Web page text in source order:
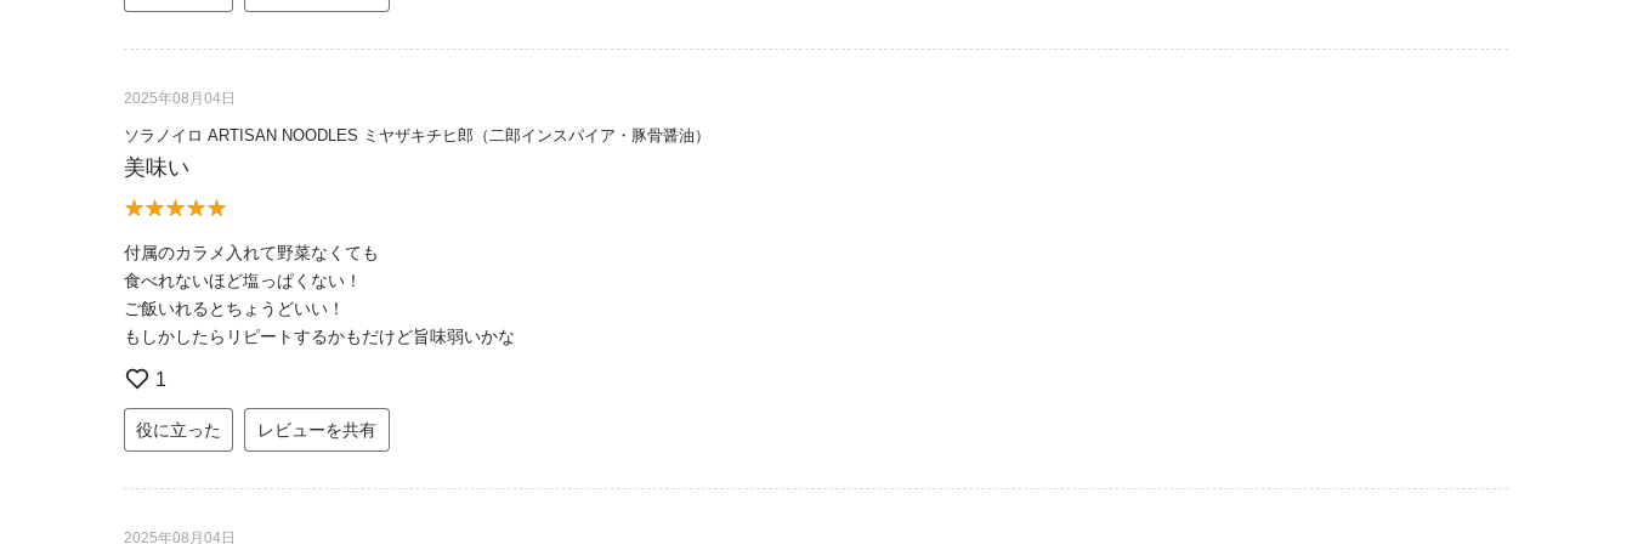
2025年08月04日
ソラノイロ ARTISAN NOODLES ミヤザキチヒ郎（二郎インスパイア・豚骨醤油）
美味い
付属のカラメ入れて野菜なくても
食べれないほど塩っぱくない！
ご飯いれるとちょうどいい！
もしかしたらリピートするかもだけど旨味弱いかな
1
役に立った レビューを共有
2025年08月04日